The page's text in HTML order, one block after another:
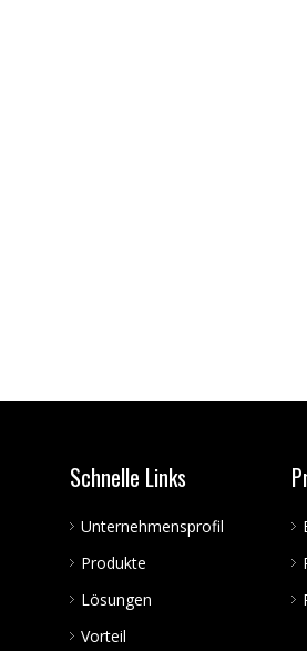
Schnelle Links
Unternehmensprofil
Produkte
Lösungen
Vorteil